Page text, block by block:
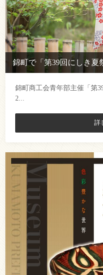
錦町で「第39回にしき夏
錦町商工会青年部主催「第
2...
詳